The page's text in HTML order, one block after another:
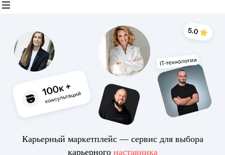
Карьерный маркетплейс — сервис для выбора
карьерного наставника